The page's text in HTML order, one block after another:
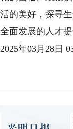
的美好，探寻
面发展的人才提
年03月28日 03